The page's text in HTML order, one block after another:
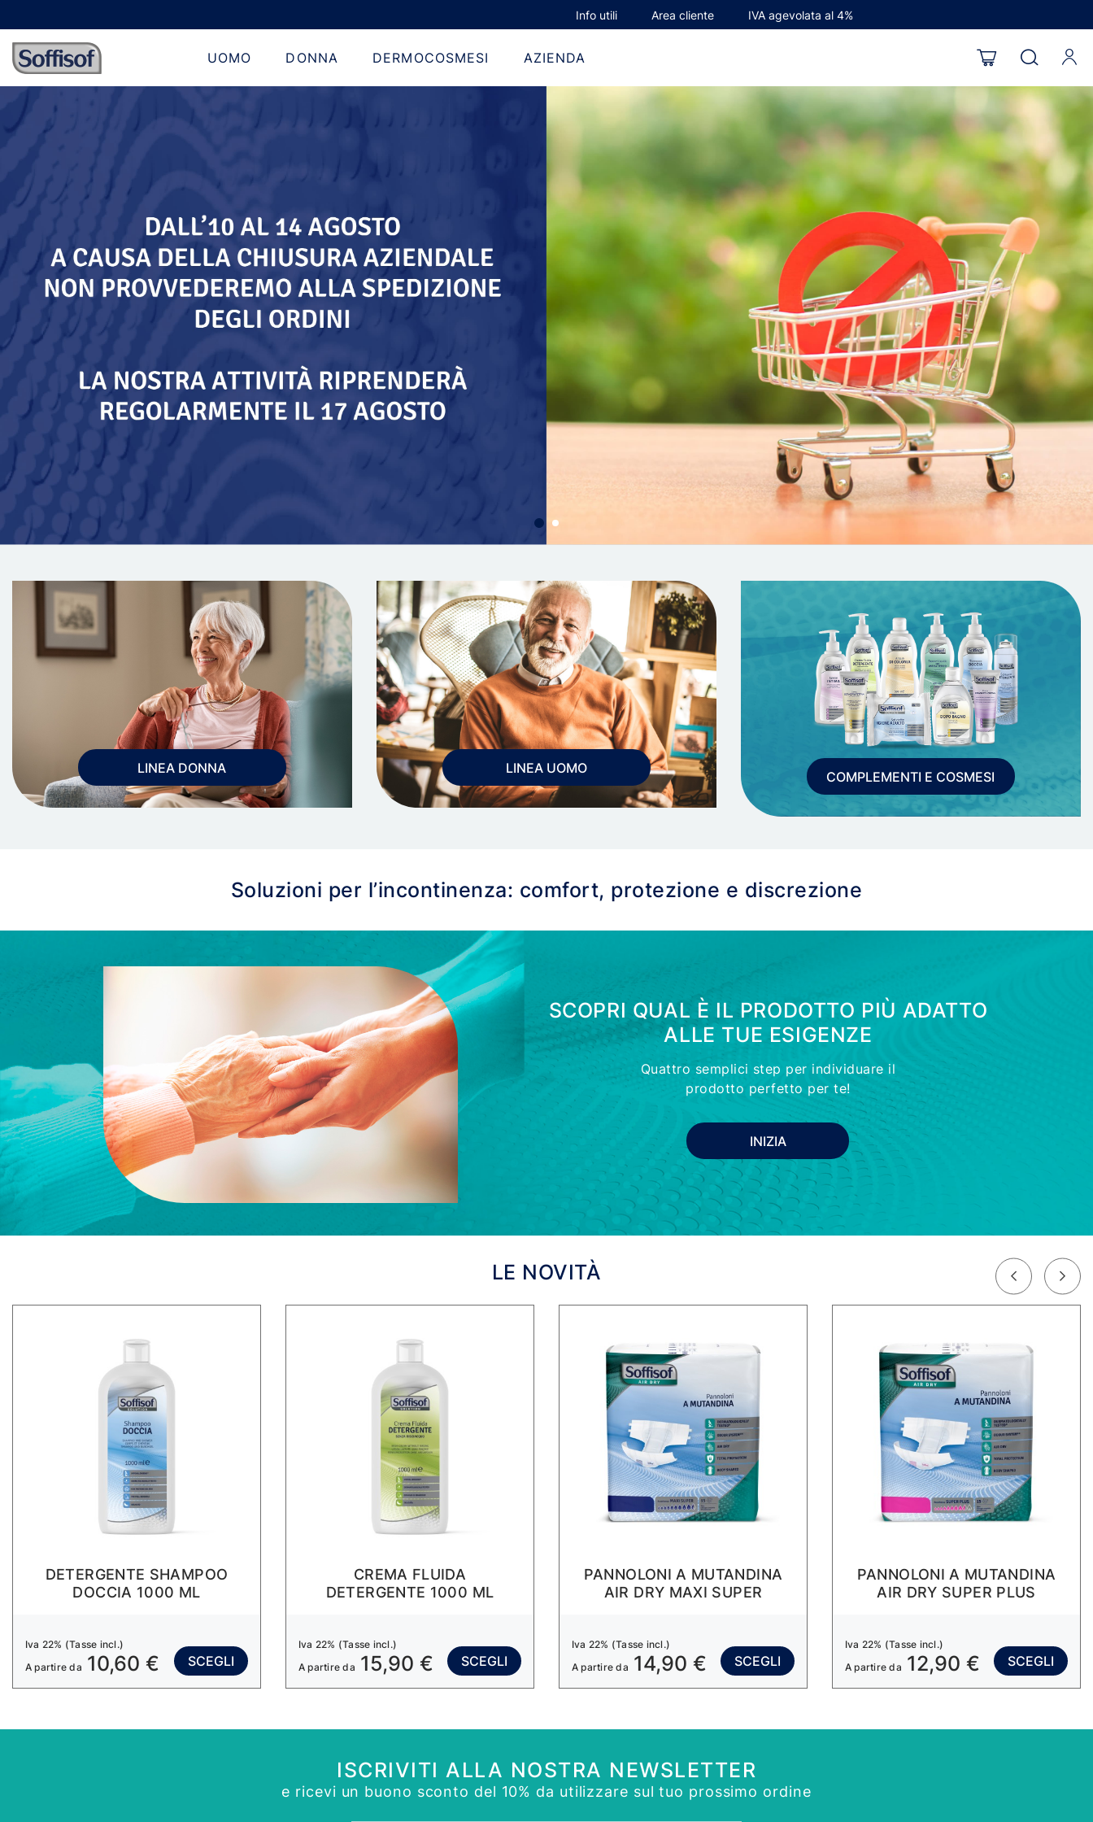
Info utili Area cliente IVA agevolata al 4%
UOMO DONNA DERMOCOSMESI AZIENDA
LINEA DONNA LINEA UOMO
COMPLEMENTI E COSMESI
Soluzioni per l’incontinenza: comfort, protezione e discrezione
SCOPRI QUAL È IL PRODOTTO PIÙ ADATTO
ALLE TUE ESIGENZE
Quattro semplici step per individuare il
prodotto perfetto per te!
INIZIA
LE NOVITÀ
DETERGENTE SHAMPOO
DOCCIA 1000 ML
Iva 22% (Tasse incl.)
A partire da 10,60 € SCEGLI
CREMA FLUIDA
DETERGENTE 1000 ML
Iva 22% (Tasse incl.)
A partire da 15,90 € SCEGLI
PANNOLONI A MUTANDINA
AIR DRY MAXI SUPER
Iva 22% (Tasse incl.)
A partire da 14,90 € SCEGLI
PANNOLONI A MUTANDINA
AIR DRY SUPER PLUS
Iva 22% (Tasse incl.)
A partire da 12,90 € SCEGLI
ISCRIVITI ALLA NOSTRA NEWSLETTER
e ricevi un buono sconto del 10% da utilizzare sul tuo prossimo ordine